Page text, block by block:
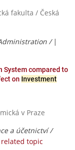
fakulta / Česká
/ |
System compared to
on Investment
v Praze
a účetnictví /
topic